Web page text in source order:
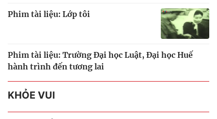
Phim tài liệu: Lớp tôi
Phim tài liệu: Trường Đại học Luật, Đại học Huế
hành trình đến tương lai
KHỎE VUI